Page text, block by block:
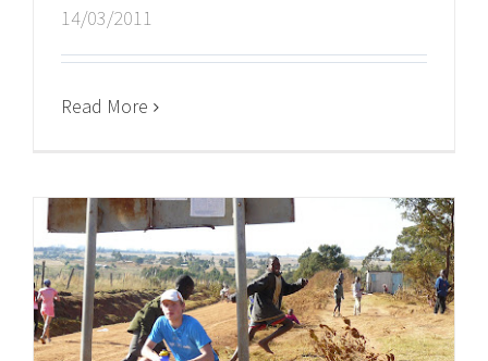
14/03/2011
Read More